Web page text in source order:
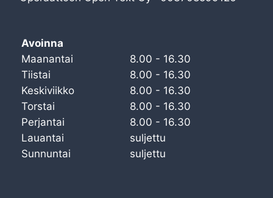
Avoinna
Maanantai
8.00 - 16.30
Tiistai
8.00 - 16.30
Keskiviikko
8.00 - 16.30
Torstai
8.00 - 16.30
Perjantai
8.00 - 16.30
Lauantai
suljettu
Sunnuntai
suljettu